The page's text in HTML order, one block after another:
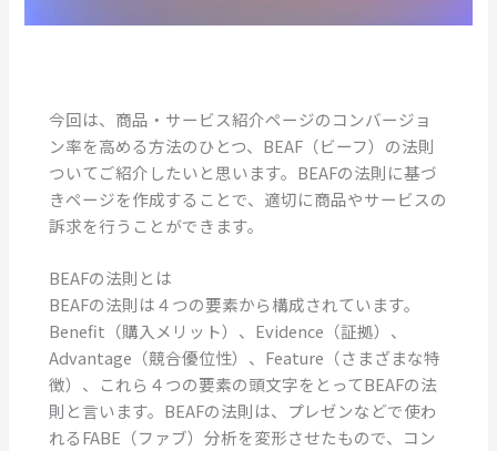
今回は、商品・サービス紹介ページのコンバージョ
ン率を高める方法のひとつ、BEAF（ビーフ）の法則
ついてご紹介したいと思います。BEAFの法則に基づ
きページを作成することで、適切に商品やサービスの
訴求を行うことができます。
BEAFの法則とは
BEAFの法則は４つの要素から構成されています。
Benefit（購入メリット）、Evidence（証拠）、
Advantage（競合優位性）、Feature（さまざまな特
徴）、これら４つの要素の頭文字をとってBEAFの法
則と言います。BEAFの法則は、プレゼンなどで使わ
れるFABE（ファブ）分析を変形させたもので、コン